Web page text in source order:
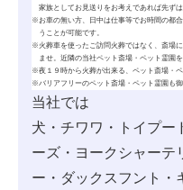
家族としてお見送りをお考えであれば先ず
※お車の無い方、日中は仕事等でお時間の都
うことが可能です。
※ 火葬車を使ったご訪問火葬ではなく、斎場
ませ。近隣の当社ペット斎場・ペット霊園を
※夜１９時から火葬が出来る、ペット斎場・
※バリアフリーのペット斎場・ペット霊園も
当社では
犬・チワワ・トイプー
ーズ・ヨークシャーテ
ー・ダックスフント・